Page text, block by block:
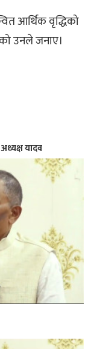
आर्थिक वृद्धिको
उनले जनाए।
यादव